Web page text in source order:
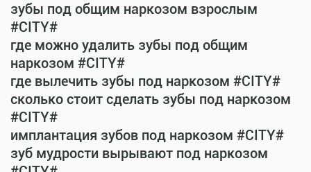
зубы под общим наркозом взрослым
#CITY#
где можно удалить зубы под общим
наркозом #CITY#
где вылечить зубы под наркозом #CITY#
сколько стоит сделать зубы под наркозом
#CITY#
имплантация зубов под наркозом #CITY#
зуб мудрости вырывают под наркозом